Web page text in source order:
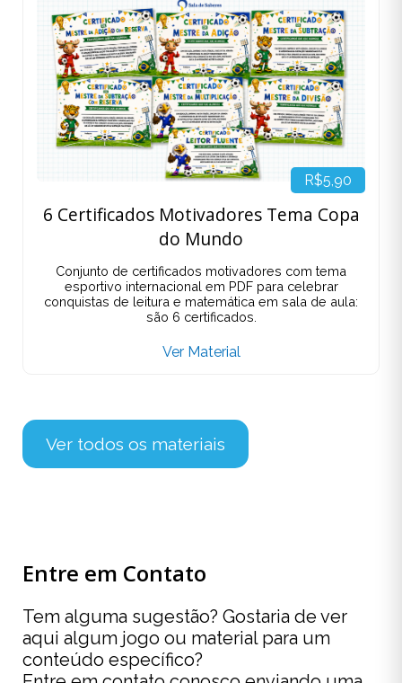
R$5,90
6 Certificados Motivadores Tema Copa
do Mundo
Conjunto de certificados motivadores com tema
esportivo internacional em PDF para celebrar
conquistas de leitura e matemática em sala de aula:
são 6 certificados.
Ver Material
Ver todos os materiais
Entre em Contato
Tem alguma sugestão? Gostaria de ver
aqui algum jogo ou material para um
conteúdo específico?